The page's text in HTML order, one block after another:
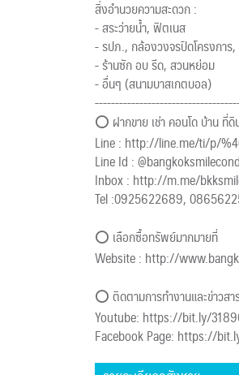
สิ่งอำนวยความสะดวก :
- สระว่ายน้ำ, ฟิตเนส
- รปภ., กล้องวงจรปิดโครงการ,
- ร้านซัก อบ รีด, สวนหย่อม
- อื่นๆ (สนามบาสเกตบอล)
⭕ ฝากขาย เช่า คอนโด บ้าน ที่
Line : http://line.me/ti/p/
Line Id :
Inbox : http://m.me/
Tel :0925622689,
⭕ เลือกซื้อทรัพย์มากมายที่
Website : http://
⭕ ติดตามการทำงานและข่าวสา
Youtube: https://bit.ly/
Facebook Page: https://